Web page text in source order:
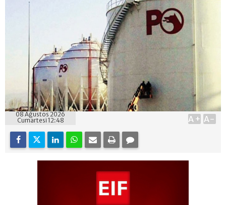
08 Ağustos 2026
Cumartesi 12:48
A+ A-